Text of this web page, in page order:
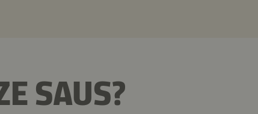
SAUS?